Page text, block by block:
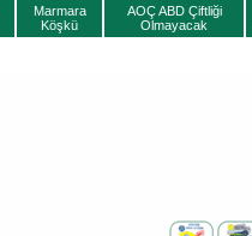
Marmara
Köşkü
AOÇ ABD Çiftliği
Olmayacak